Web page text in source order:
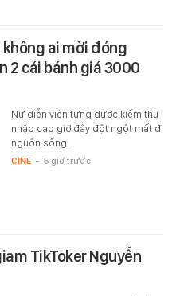
ai mời đóng
2 cái bánh giá 3000
Nữ diễn viên từng được kiếm thu
nhập cao giờ đây đột ngột mất đi
nguồn sống.
CINE - 5 giờ trước
TikToker Nguyễn